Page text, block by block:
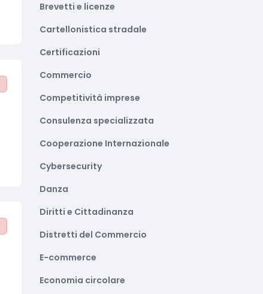
Brevetti e licenze
Cartellonistica stradale
Certificazioni
Commercio
Competitività imprese
Consulenza specializzata
Cooperazione Internazionale
Cybersecurity
Danza
Diritti e Cittadinanza
Distretti del Commercio
E-commerce
Economia circolare